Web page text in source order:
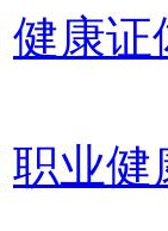
健康证
职业健